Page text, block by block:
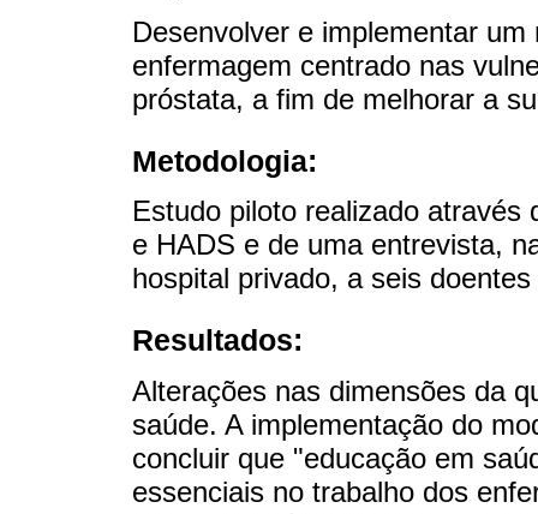
Desenvolver e implementar
enfermagem centrado nas
próstata, a fim de melhorar a
Metodologia:
Estudo piloto realizado
e HADS e de uma entrevista,
hospital privado, a seis
Resultados:
Alterações nas dimensões da
saúde. A implementação do
concluir que "educação em
essenciais no trabalho dos